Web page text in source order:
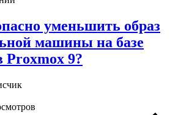
уменьшить образ
машины на базе
Proxmox 9?